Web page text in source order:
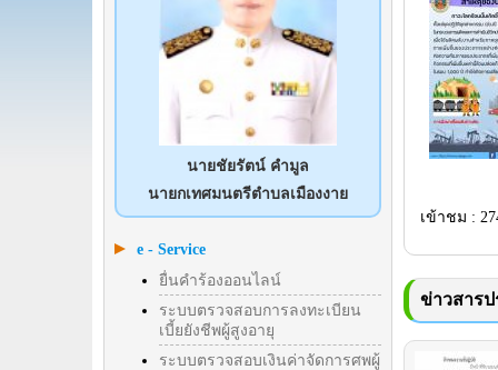
นายชัยรัตน์ คำมูล
นายกเทศมนตรีตำบลเมืองงาย
e - Service
ยื่นคำร้องออนไลน์
ระบบตรวจสอบการลงทะเบียน
เบี้ยยังชีพผู้สูงอายุ
ระบบตรวจสอบเงินค่าจัดการศพผู้
เข้าชม :
ข่าวสาร